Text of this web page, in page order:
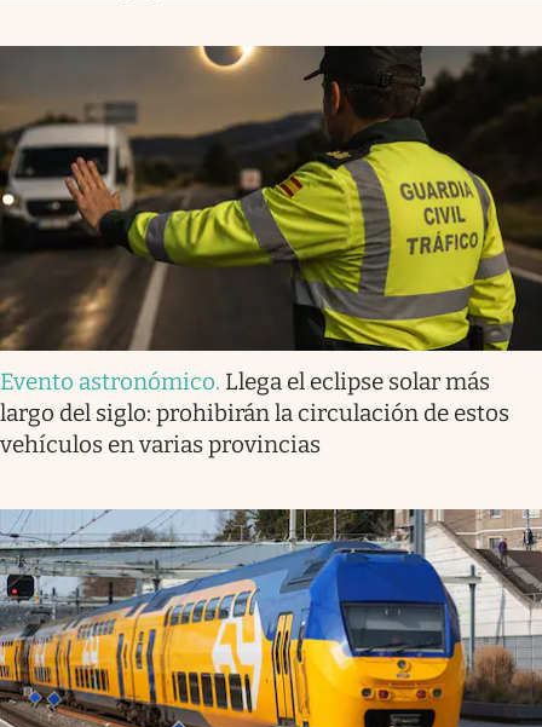
Evento astronómico. Llega el eclipse solar más
largo del siglo: prohibirán la circulación de estos
vehículos en varias provincias